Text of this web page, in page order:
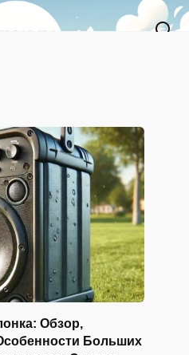
Обзор,
Больших